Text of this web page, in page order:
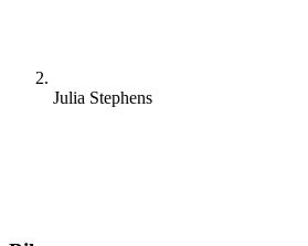
Julia Stephens